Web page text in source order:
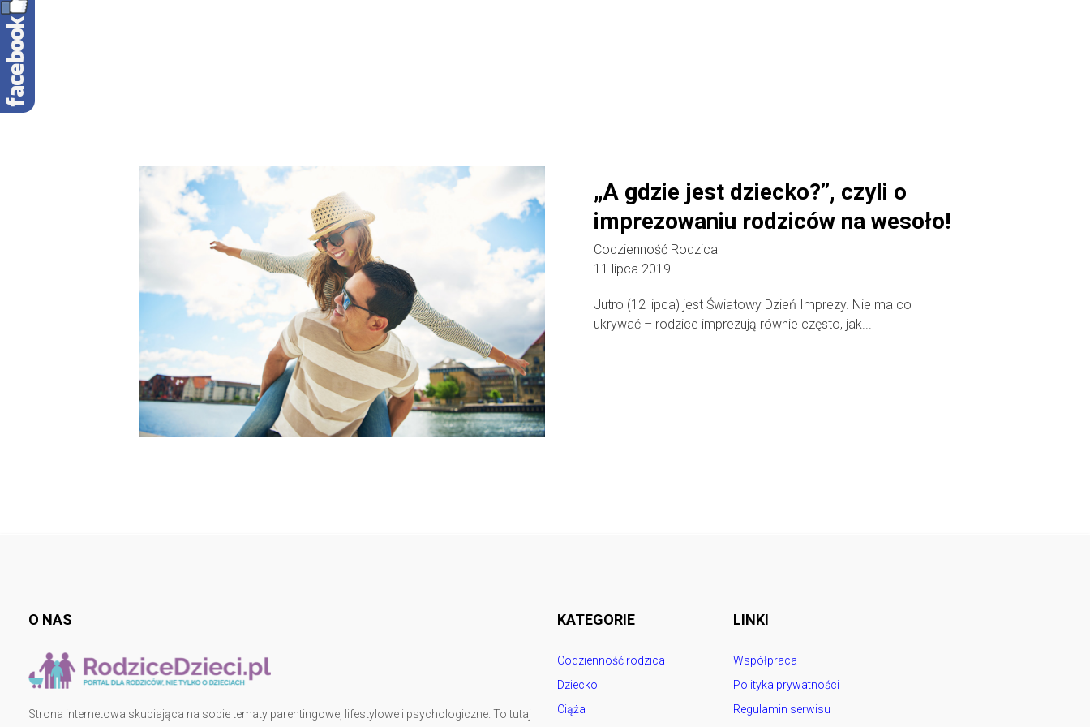
„A gdzie jest dziecko?”, czyli o
imprezowaniu rodziców na wesoło!
Codzienność Rodzica
11 lipca 2019
Jutro (12 lipca) jest Światowy Dzień Imprezy. Nie ma co
ukrywać – rodzice imprezują równie często, jak...
O NAS
Strona internetowa skupiająca na sobie tematy parentingowe, lifestylowe i psychologiczne. To tutaj
KATEGORIE
Codzienność rodzica
Dziecko
Ciąża
LINKI
Współpraca
Polityka prywatności
Regulamin serwisu